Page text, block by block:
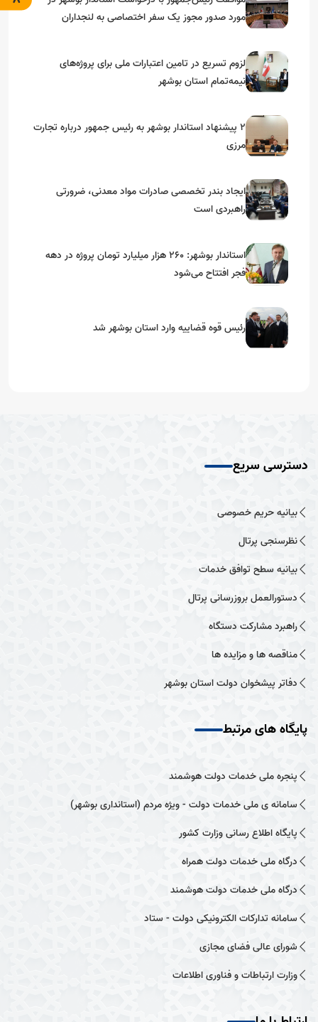
مورد صدور مجوز یک سفر اختصاصی به لنجداران
لزوم تسریع در تامین اعتبارات ملی برای پروژه‌های
نیمه‌تمام استان بوشهر
۲ پیشنهاد استاندار بوشهر به رئیس جمهور درباره تجارت
مرزی
ایجاد بندر تخصصی صادرات مواد معدنی، ضرورتی
راهبردی است
استاندار بوشهر: ۲۶۰ هزار میلیارد تومان پروژه در دهه
فجر افتتاح می‌شود
رئیس قوه قضاییه وارد استان بوشهر شد
دسترسی سریع
بیانیه حریم خصوصی
نظرسنجی پرتال
بیانیه سطح توافق خدمات
دستورالعمل بروزرسانی پرتال
راهبرد مشارکت دستگاه
مناقصه ها و مزایده ها
دفاتر پیشخوان دولت استان بوشهر
پایگاه های مرتبط
پنجره ملی خدمات دولت هوشمند
سامانه ی ملی خدمات دولت - ویژه مردم (استانداری بوشهر)
پایگاه اطلاع رسانی وزارت کشور
درگاه ملی خدمات دولت همراه
درگاه ملی خدمات دولت هوشمند
سامانه تدارکات الکترونیکی دولت - ستاد
شورای عالی فضای مجازی
وزارت ارتباطات و فناوری اطلاعات